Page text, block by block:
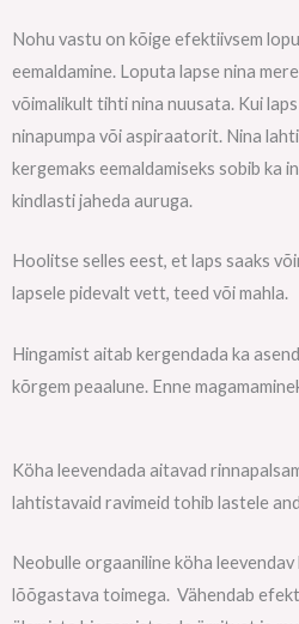
Nohu vastu on kõige efektiivsem
eemaldamine. Loputa lapse nina
võimalikult tihti nina nuusata. Kui
ninapumpa või aspiraatorit. Nina
kergemaks eemaldamiseks sobib ka
kindlasti jaheda auruga.
Hoolitse selles eest, et laps saaks
lapsele pidevalt vett, teed või mahla.
Hingamist aitab kergendada ka
kõrgem peaalune. Enne
Köha leevendada aitavad
lahtistavaid ravimeid tohib lastele
Neobulle orgaaniline köha
lõõgastava toimega. Vähendab